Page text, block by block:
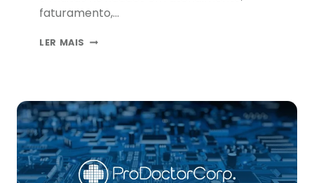
faturamento,…
LER MAIS COMPILAÇÃO
PRODOCTOR
PLUS